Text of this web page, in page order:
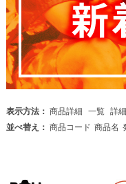
表示方法： 商品詳細 一覧 詳
並べ替え： 商品コード 商品名